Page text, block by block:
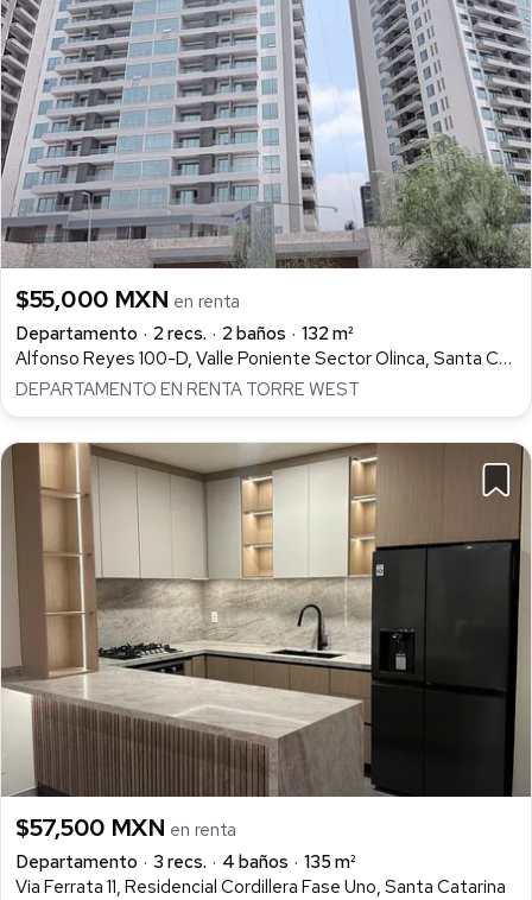
$55,000 MXN en renta
Departamento
2 recs. 2 baños
132 m²
Alfonso Reyes 100-D, Valle Poniente Sector Olinca, Santa Catarina
DEPARTAMENTO EN RENTA TORRE WEST
$57,500 MXN en renta
Departamento
3 recs. 4 baños
135 m²
Via Ferrata 11, Residencial Cordillera Fase Uno, Santa Catarina